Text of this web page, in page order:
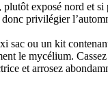
exposé nord et
privilégier
sac ou un kit
le mycélium.
et arrosez